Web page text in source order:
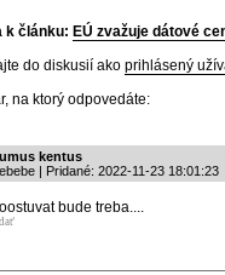
k článku: EÚ zvažuje dátové
do diskusií ako prihlásený
na ktorý odpovedáte:
kentus
| Pridané: 2022-11-23 18:01:23
bude treba....